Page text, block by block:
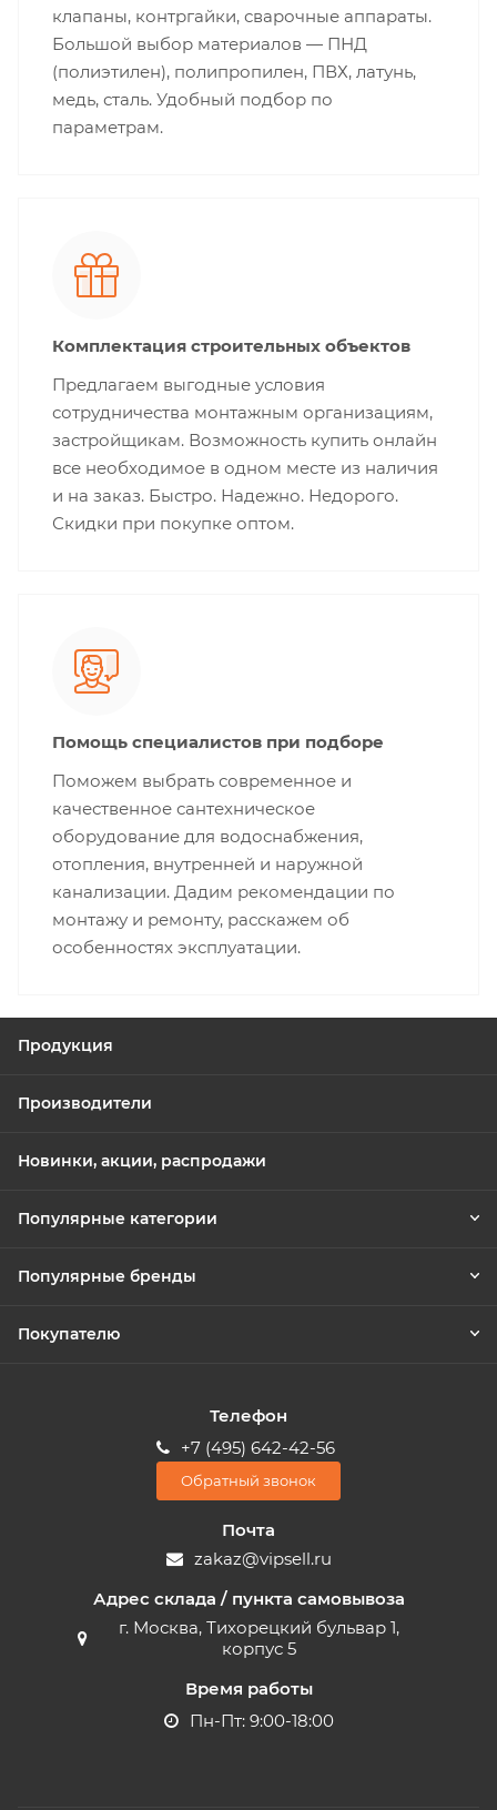
клапаны, контргайки, сварочные аппараты.
Большой выбор материалов — ПНД
(полиэтилен), полипропилен, ПВХ, латунь,
медь, сталь. Удобный подбор по
параметрам.
Комплектация строительных объектов
Предлагаем выгодные условия
сотрудничества монтажным организациям,
застройщикам. Возможность купить онлайн
все необходимое в одном месте из наличия
и на заказ. Быстро. Надежно. Недорого.
Скидки при покупке оптом.
Помощь специалистов при подборе
Поможем выбрать современное и
качественное сантехническое
оборудование для водоснабжения,
отопления, внутренней и наружной
канализации. Дадим рекомендации по
монтажу и ремонту, расскажем об
особенностях эксплуатации.
Продукция
Производители
Новинки, акции, распродажи
Популярные категории
Популярные бренды
Покупателю
Телефон
+7 (495) 642-42-56
Обратный звонок
Почта
zakaz@vipsell.ru
Адрес склада / пункта самовывоза
г. Москва, Тихорецкий бульвар 1,
корпус 5
Время работы
Пн-Пт: 9:00-18:00